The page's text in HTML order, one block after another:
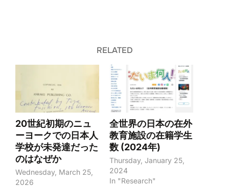
RELATED
20世紀初期のニュ
ーヨークでの日本人
学校が未発達だった
のはなぜか
Wednesday, March 25,
2026
全世界の日本の在外
教育施設の在籍学生
数 (2024年)
Thursday, January 25,
2024
In "Research"